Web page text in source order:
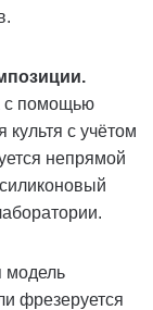
с помощью
культя с учётом
непрямой
модель
фрезеруется